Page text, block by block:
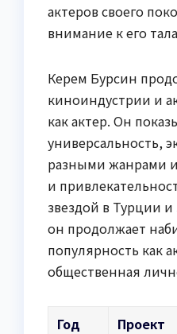
актеров своего
внимание к его
Керем Бурсин
киноиндустрии и
как актер. Он
универсальность,
разными жанрами
и
звездой в Турции
он продолжает
популярность как
общественная
Год
Проект